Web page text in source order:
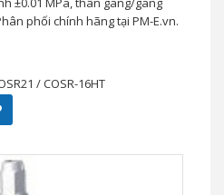
phối chính hãng tại PM-E.vn.
/ COSR-16HT